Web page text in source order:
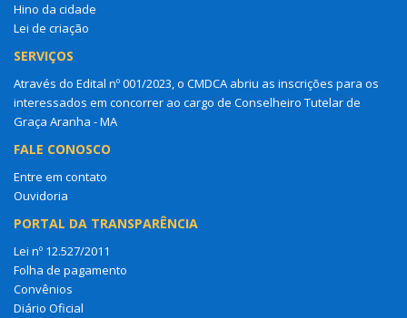
Hino da cidade
Lei de criação
SERVIÇOS
Através do Edital nº 001/2023, o CMDCA abriu as inscrições para os
interessados em concorrer ao cargo de Conselheiro Tutelar de
Graça Aranha - MA
FALE CONOSCO
Entre em contato
Ouvidoria
PORTAL DA TRANSPARÊNCIA
Lei nº 12.527/2011
Folha de pagamento
Convênios
Diário Oficial